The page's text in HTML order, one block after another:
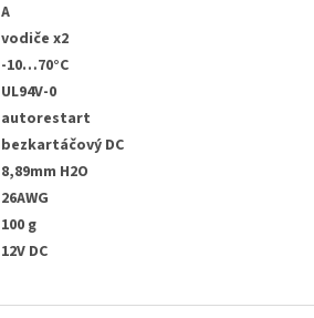
A
vodiče x2
-10…70°C
UL94V-0
autorestart
bezkartáčový DC
8,89mm H2O
26AWG
100 g
12V DC